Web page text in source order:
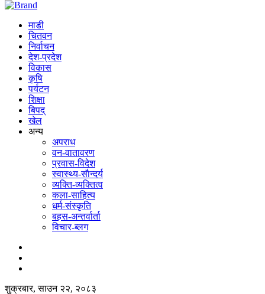
माडी
चितवन
निर्वाचन
देश-प्रदेश
विकास
कृषि
पर्यटन
शिक्षा
बिपद्
खेल
अन्य
अपराध
वन-वातावरण
प्रवास-विदेश
स्वास्थ्य-साैन्दर्य
व्यक्ति-व्यक्तित्व
कला-साहित्य
धर्म-संस्कृति
बहस-अन्तर्वार्ता
विचार-ब्लग
शुक्रबार, साउन २२, २०८३